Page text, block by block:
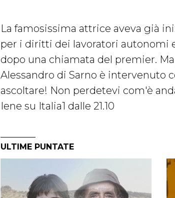
La famosissima attrice aveva già
per i diritti dei lavoratori autonomi
dopo una chiamata del premier.
Alessandro di Sarno è intervenuto
ascoltare! Non perdetevi com'è
Iene su Italia1 dalle 21.10
ULTIME PUNTATE